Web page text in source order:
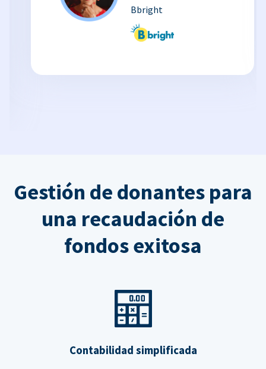
Bbright
Gestión de donantes para
una recaudación de
fondos exitosa
Contabilidad simplificada